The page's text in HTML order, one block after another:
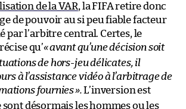
de la VAR, la FIFA retire donc
de pouvoir au si peu fiable facteur
par l’arbitre central. Certes, le
qu’«avant qu’une décision soit
de hors-jeu délicates, il
à l’assistance vidéo à l’arbitrage de
fournies».L’inversion est
sont désormais les hommes ou les